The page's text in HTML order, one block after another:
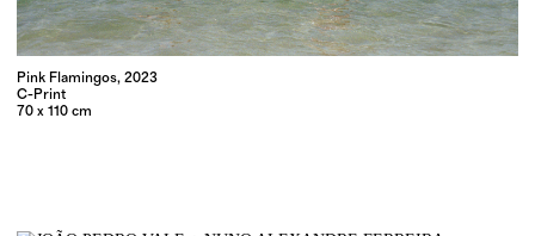
Pink Flamingos, 2023
C-Print
70 x 110 cm